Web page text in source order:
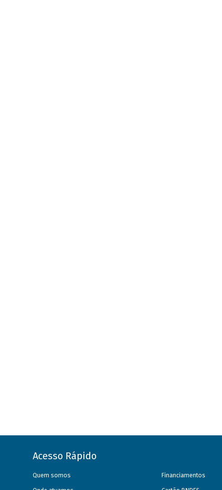
Acesso Rápido
Quem somos Financiamentos